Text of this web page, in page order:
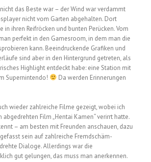
das Beste war – der Wind war verdammt
nicht vom Garten abgehalten. Dort
ihren Reifröcken und bunten Perücken. Vom
perfekt in den Gamesroom, in dem man die
kann. Beeindruckende Grafiken und
sind aber in den Hintergrund getreten, als
Highlight entdeckt habe: eine Station mit
Supernintendo!
Da werden Erinnerungen
wieder zahlreiche Filme gezeigt, wobei ich
Film „Hentai Kamen“ verirrt hatte.
– am besten mit Freunden anschauen, dazu
sein auf zahlreiche Fremdschäm-
Dialoge. Allerdings war die
gut gelungen, das muss man anerkennen.